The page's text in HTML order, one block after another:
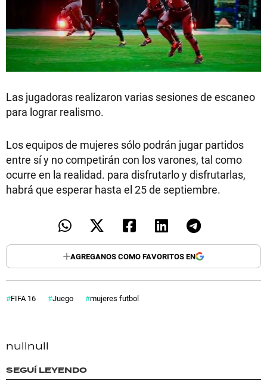
Las jugadoras realizaron varias sesiones de escaneo
para lograr realismo.
Los equipos de mujeres sólo podrán jugar partidos
entre sí y no competirán con los varones, tal como
ocurre en la realidad. para disfrutarlo y disfrutarlas,
habrá que esperar hasta el 25 de septiembre.
AGREGANOS COMO FAVORITOS EN
FIFA 16 Juego mujeres futbol
nullnull
SEGUÍ LEYENDO